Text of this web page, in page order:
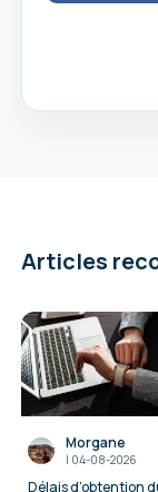
Articles
Morgane
I 04-08-2026
Délais d’obtention